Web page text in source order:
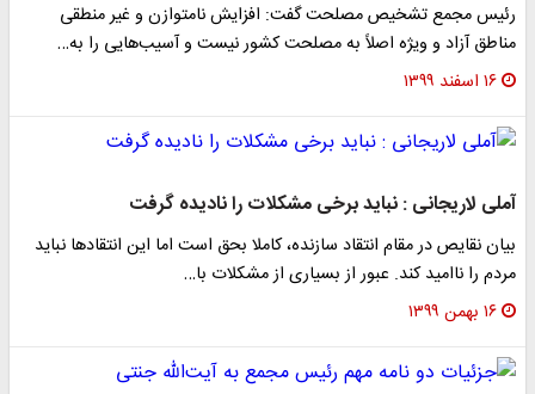
رئیس مجمع تشخیص مصلحت گفت: افزایش نامتوازن و غیر منطقی
مناطق آزاد و ویژه اصلاً به مصلحت کشور نیست و آسیب‌هایی را به…
۱۶ اسفند ۱۳۹۹
آملی لاریجانی : نباید برخی مشکلات را نادیده گرفت
بیان نقایص در مقام انتقاد سازنده، کاملا بحق است اما این انتقادها نباید
مردم را ناامید کند. عبور از بسیاری از مشکلات با…
۱۶ بهمن ۱۳۹۹